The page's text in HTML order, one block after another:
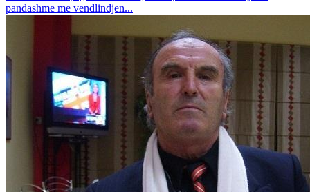
pandashme me vendlindjen...